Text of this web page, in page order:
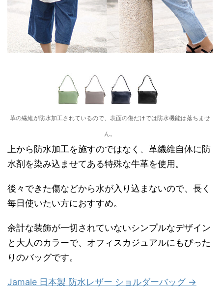
革の繊維が防水加工されているので、表面の傷だけでは防水機能は落ちませ
ん。
上から防水加工を施すのではなく、革繊維自体に防
水剤を染み込ませてある特殊な牛革を使用。
後々できた傷などから水が入り込まないので、長く
毎日使いたい方におすすめ。
余計な装飾が一切されていないシンプルなデザイン
と大人のカラーで、オフィスカジュアルにもぴった
りのバッグです。
Jamale 日本製 防水レザー ショルダーバッグ →